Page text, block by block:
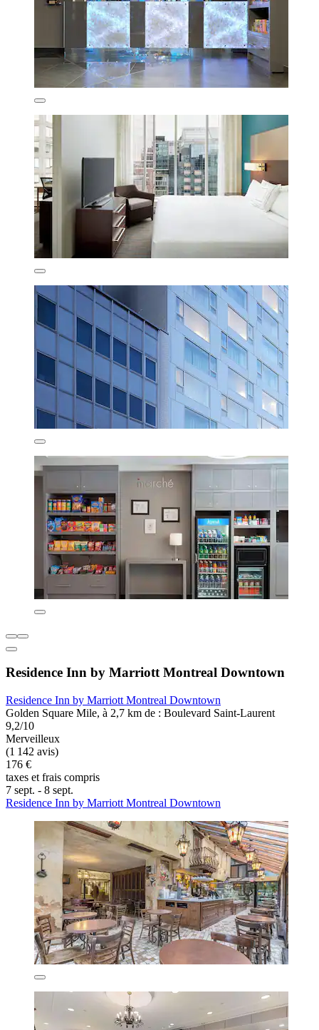
Residence Inn by Marriott Montreal Downtown
Residence Inn by Marriott Montreal Downtown
Golden Square Mile, à 2,7 km de : Boulevard Saint-Laurent
9,2/10
Merveilleux
(1 142 avis)
176 €
taxes et frais compris
7 sept. - 8 sept.
Residence Inn by Marriott Montreal Downtown